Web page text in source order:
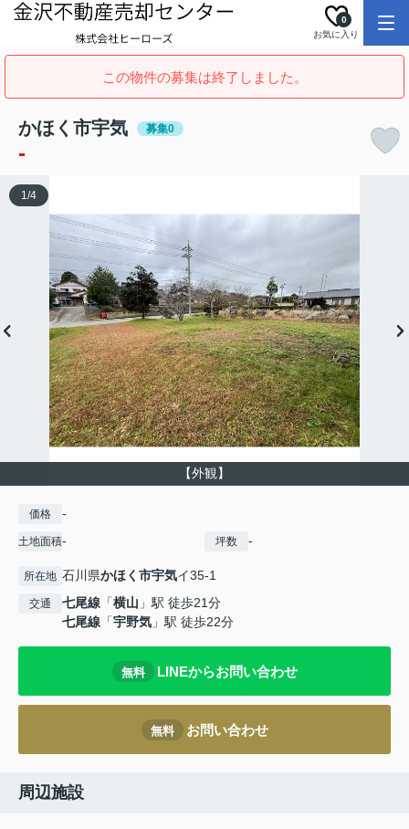
お気に入り
0
この物件の募集は終了しました。
かほく市宇気 募集0
-
【外観】
1/4
価格 -
土地面積- 坪数 -
所在地 石川県かほく市宇気イ35-1
交通 七尾線 「横山 」駅 徒歩21分
七尾線 「宇野気 」駅 徒歩22分
無料 LINEからお問い合わせ
無料 お問い合わせ
周辺施設